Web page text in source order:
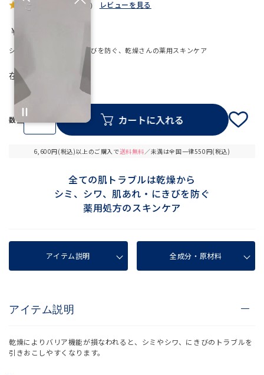
6,600円(税込)以上のご購入で送料無料／未満は全国一律550円(税込)
5.0 （3） レビューを見る
シミ・シワ・肌あれ・にきびを防ぐ、乾燥さんの薬用スキンケア
￥1,650
在庫
数量
全ての肌トラブルは乾燥から
シミ、シワ、肌あれ・にきびを防ぐ
薬用処方のスキンケア
アイテム説明 全成分・原材料
アイテム説明
乾燥によりバリア機能が損なわれると、シミやシワ、にきびのトラブルを
引きおこしやすくなります。